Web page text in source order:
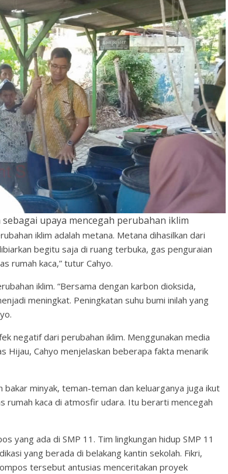
upaya mencegah perubahan iklim
iklim adalah metana. Metana dihasilkan dari
begitu saja di ruang terbuka, gas penguraian
rumah kaca,” tutur Cahyo.
iklim. “Bersama dengan karbon dioksida,
meningkat. Peningkatan suhu bumi inilah yang
negatif dari perubahan iklim. Menggunakan media
Hijau, Cahyo menjelaskan beberapa fakta menarik
minyak, teman-teman dan keluarganya juga ikut
rumah kaca di atmosfir udara. Itu berarti mencegah
yang ada di SMP 11. Tim lingkungan hidup SMP 11
yang berada di belakang kantin sekolah. Fikri,
tersebut antusias menceritakan proyek